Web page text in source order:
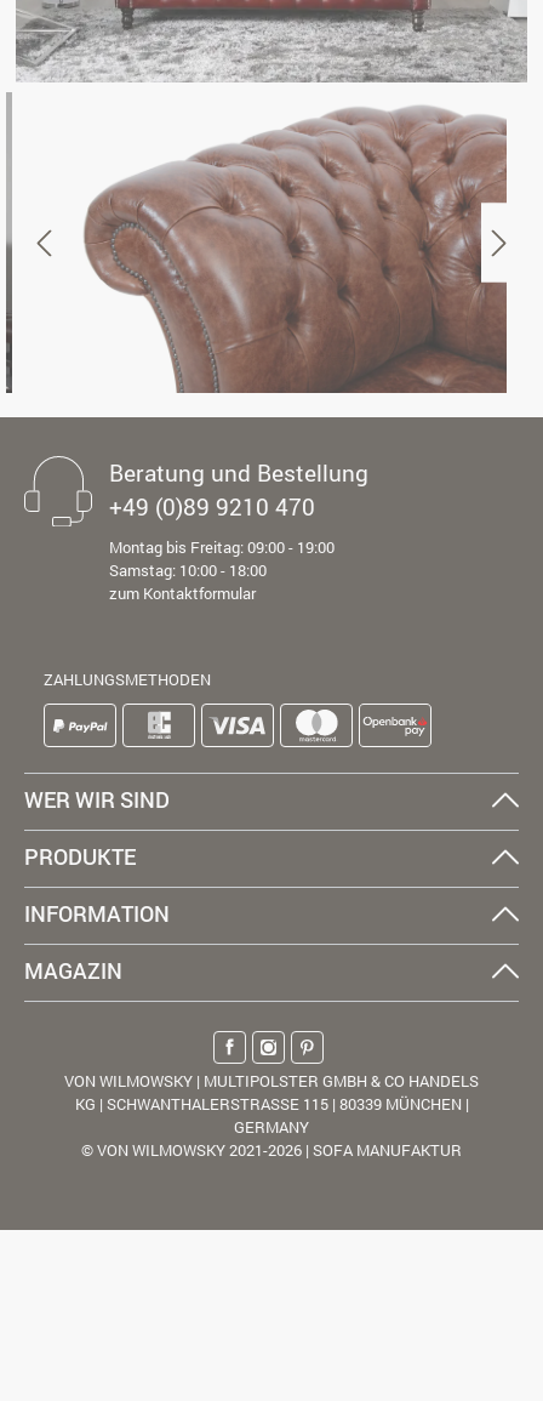
Beratung und Bestellung
+49 (0)89 9210 470
Montag bis Freitag: 09:00 - 19:00
Samstag: 10:00 - 18:00
zum Kontaktformular
ZAHLUNGSMETHODEN
WER WIR SIND
PRODUKTE
INFORMATION
MAGAZIN
VON WILMOWSKY | MULTIPOLSTER GMBH & CO HANDELS
KG | SCHWANTHALERSTRASSE 115 | 80339 MÜNCHEN |
GERMANY
© VON WILMOWSKY 2021-2026 | SOFA MANUFAKTUR